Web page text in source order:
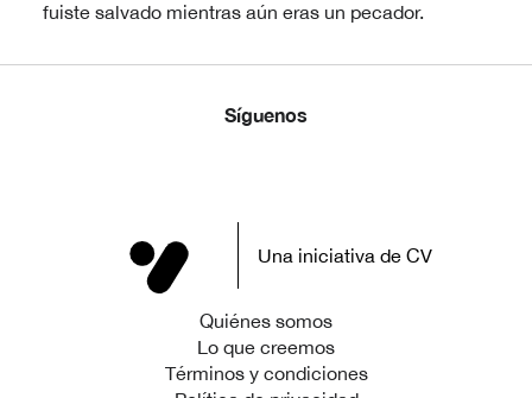
fuiste salvado mientras aún eras un pecador.
Una iniciativa de CV
Quiénes somos
Lo que creemos
Términos y condiciones
Síguenos